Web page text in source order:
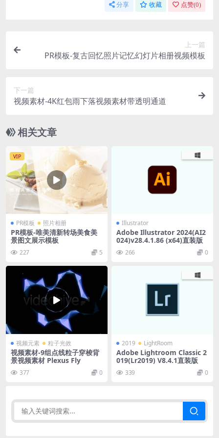
分享 收藏 点赞(0)
上一篇
PR模板-复古回忆照片记忆幻灯片相册视频模板
下一篇
视频素材-4K红包雨下落视频素材带透明通道
相关文章
VIP
PR模板 照片相册
PR模板-唯美清新转场美食美
景图文展示模板
227 5
Illustrator
Adobe Illustrator 2024(AI2
024)v28.4.1.86 (x64)直装版
266 0
视频元素 粒子光效
视频素材-9组点线粒子穿梭背
景视频素材 Plexus Fly
377 0
2019 LightRoom
Adobe Lightroom Classic 2
019(Lr2019) V8.4.1直装版
339 0